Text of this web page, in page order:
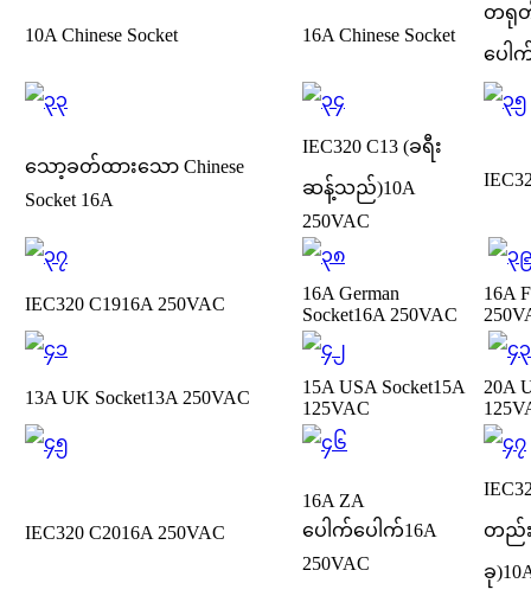
10A Chinese Socket 16A Chinese Socket
တရုတ်
ပေါ
သော့ခတ်ထားသော Chinese
Socket 16A
IEC320 C13 (ခရီး
ဆန့်သည်)10A
250VAC
IEC320 C1916A 250VAC
16A German
Socket16A 250VAC
16A
13A UK Socket13A 250VAC
15A USA Socket15A
125VAC
20A
IEC320 C2016A 250VAC
16A ZA
ပေါက်ပေါက်16A
250VAC
တည်း
ခု)